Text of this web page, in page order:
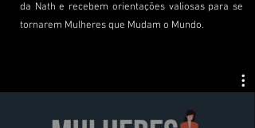
da Nath e recebem orientações valiosas para se
tornarem Mulheres que Mudam o Mundo.